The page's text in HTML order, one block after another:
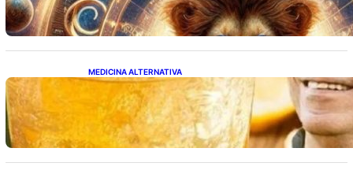
MEDICINA ALTERNATIVA
Cele cinci băuturi esențiale pentru
menținerea glicemiei sub control pe timpul
nopții: Ghidul specialistului